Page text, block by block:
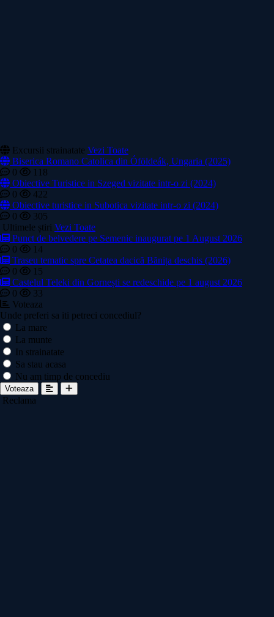
Excursii strainatate Vezi Toate
Biserica Romano Catolica din Óföldeák, Ungaria (2025)
0
118
Obiective Turistice in Szeged vizitate intr-o zi (2024)
0
422
Obiective turistice in Subotica vizitate intr-o zi (2024)
0
305
Ultimele știri Vezi Toate
Punct de belvedere pe Semenic inaugurat pe 1 August 2026
0
14
Traseu tematic spre Cetatea dacică Bănița deschis (2026)
0
15
Castelul Teleki din Gornești se redeschide pe 1 august 2026
0
33
Voteaza
Unde preferi sa iti petreci concediul?
La mare
La munte
In strainatate
Sa stau acasa
Nu am timp de concediu
Voteaza
Reclama